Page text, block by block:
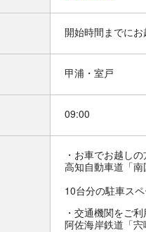
開始時間までにお
甲浦・室戸
09:00
お車でお越しの
高知自動車道「
10台分の駐車ス
交通機関をご
阿佐海岸鉄道「